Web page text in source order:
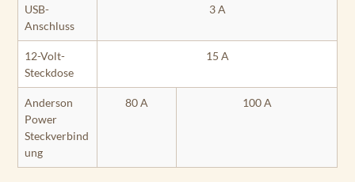
USB-
Anschluss
3 A
12-Volt-
Steckdose
15 A
Anderson
Power
Steckverbind
ung
80 A 100 A